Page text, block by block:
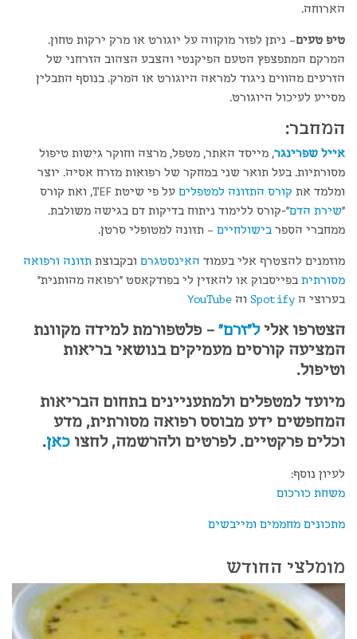
הארוחה.
טיפ טעים– ניתן לפזר מוקווה על יוגורט או מרק ירקות טחון.
המרקם המתפצפץ הטעם הפיקנטי והצבע הצהוב הזרחני של
הזרעים מהווים ניגוד למראה היוגורט או המרק. בנוסף התבלין
מסייע לעיכול היוגורט.
המחבר:
אייל שפרינגר, מייסד האתר, מטפל, מרצה וחוקר גישות טיפול
מסורתיות. בעל תואר שני במחקר של רפואות מזרח אסיה. יוצר
ומלמד את קורס התזונה למטפלים
על פי שיטת TEF, ואת קורס
"שירת הדם"-קורס ללימוד ניתוח בדיקות דם בגישה משולבת.
ממחברי הספר בישולחיים – תזונה למטופלי סרטן.
מוזמנים להצטרף אלי בעמוד האינסטגרם ובקבוצת תזונה ורפואה
מסורתית בפייסבוק או להאזין לי בפודקאסט "רפואה מהותנית"
בערוצי ה Spotify וה YouTube
הצטרפו אלי ל"זרם" – פלטפורמת למידה מקוונת
המציעה קורסים מעמיקים בנושאי בריאות
וטיפול.
מיועד למטפלים ולמתעניינים בתחום הבריאות
המחפשים ידע מבוסס רפואה מסורתית, מדע
וכלים פרקטיים. לפרטים ולהרשמה, לחצו כאן.
לעיון נוסף:
משחת כורכום
מתכונים מחממים ומייבשים
מומלצי החודש